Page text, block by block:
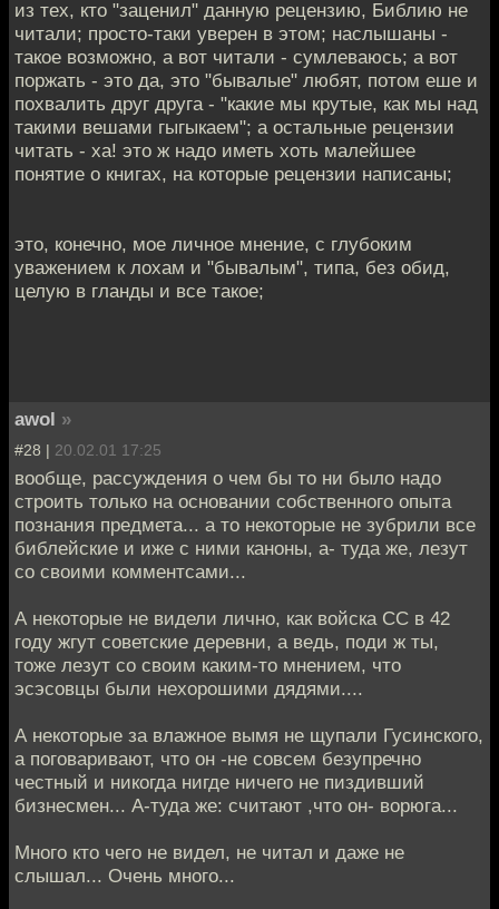
из тех, кто "заценил" данную рецензию, Библию не
читали; просто-таки уверен в этом; наслышаны -
такое возможно, а вот читали - сумлеваюсь; а вот
поржать - это да, это "бывалые" любят, потом еше и
похвалить друг друга - "какие мы крутые, как мы над
такими вешами гыгыкаем"; а остальные рецензии
читать - ха! это ж надо иметь хоть малейшее
понятие о книгах, на которые рецензии написаны;
это, конечно, мое личное мнение, с глубоким
уважением к лохам и "бывалым", типа, без обид,
целую в гланды и все такое;
awol »
#28 | 20.02.01 17:25
вообще, рассуждения о чем бы то ни было надо
строить только на основании собственного опыта
познания предмета... а то некоторые не зубрили все
библейские и иже с ними каноны, а- туда же, лезут
со своими комментсами...
А некоторые не видели лично, как войска СС в 42
году жгут советские деревни, а ведь, поди ж ты,
тоже лезут со своим каким-то мнением, что
эсэсовцы были нехорошими дядями....
А некоторые за влажное вымя не щупали Гусинского,
а поговаривают, что он -не совсем безупречно
честный и никогда нигде ничего не пиздивший
бизнесмен... А-туда же: считают ,что он- ворюга...
Много кто чего не видел, не читал и даже не
слышал... Очень много...